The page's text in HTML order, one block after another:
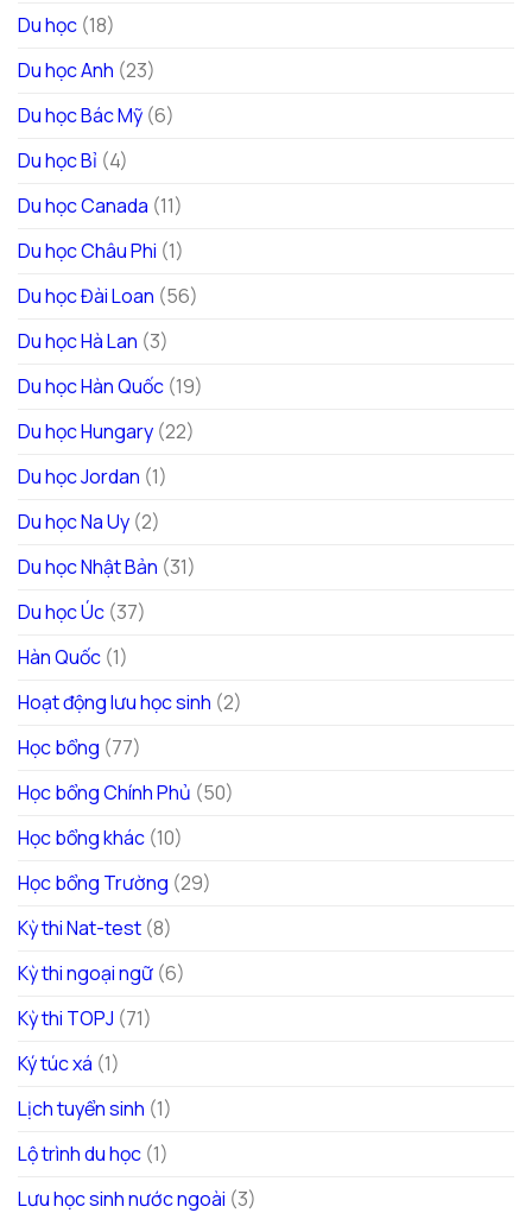
Du học (18)
Du học Anh (23)
Du học Bác Mỹ (6)
Du học Bỉ (4)
Du học Canada (11)
Du học Châu Phi (1)
Du học Đài Loan (56)
Du học Hà Lan (3)
Du học Hàn Quốc (19)
Du học Hungary (22)
Du học Jordan (1)
Du học Na Uy (2)
Du học Nhật Bản (31)
Du học Úc (37)
Hàn Quốc (1)
Hoạt động lưu học sinh (2)
Học bổng (77)
Học bổng Chính Phủ (50)
Học bổng khác (10)
Học bổng Trường (29)
Kỳ thi Nat-test (8)
Kỳ thi ngoại ngữ (6)
Kỳ thi TOPJ (71)
Ký túc xá (1)
Lịch tuyển sinh (1)
Lộ trình du học (1)
Lưu học sinh nước ngoài (3)